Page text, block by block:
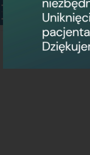
Dzierżawa pomieszczeń